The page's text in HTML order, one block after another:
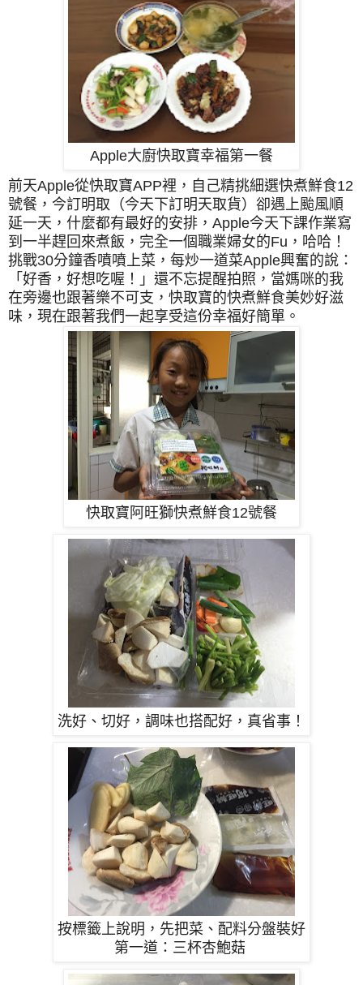
Apple大廚快取寶幸福第一餐
前天Apple從快取寶APP裡，自己精挑細選快煮鮮食12
號餐，今訂明取（今天下訂明天取貨）卻遇上颱風順
延一天，什麼都有最好的安排，Apple今天下課作業寫
到一半趕回來煮飯，完全一個職業婦女的Fu，哈哈！
挑戰30分鐘香噴噴上菜，每炒一道菜Apple興奮的說：
「好香，好想吃喔！」還不忘提醒拍照，當媽咪的我
在旁邊也跟著樂不可支，快取寶的快煮鮮食美妙好滋
味，現在跟著我們一起享受這份幸福好簡單。
快取寶阿旺獅快煮鮮食12號餐
洗好、切好，調味也搭配好，真省事！
按標籤上說明，先把菜、配料分盤裝好
第一道：三杯杏鮑菇